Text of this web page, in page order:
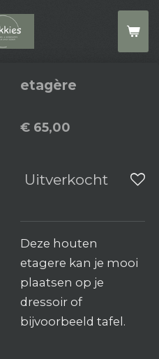
etagère
€ 65,00
Uitverkocht
Deze houten
etagere kan je mooi
plaatsen op je
dressoir of
bijvoorbeeld tafel.